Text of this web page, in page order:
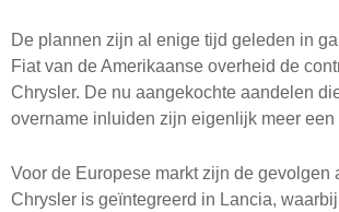
De plannen zijn al enige tijd geleden in
Fiat van de Amerikaanse overheid de
Chrysler. De nu aangekochte aandelen
overname inluiden zijn eigenlijk meer een
Voor de Europese markt zijn de gevolgen
Chrysler is geïntegreerd in Lancia,